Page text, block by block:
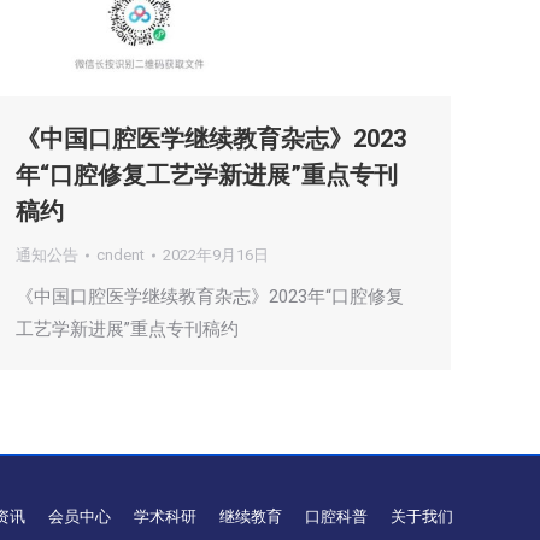
《中国口腔医学继续教育杂志》2023
年“口腔修复工艺学新进展”重点专刊
稿约
通知公告 cndent 2022年9月16日
《中国口腔医学继续教育杂志》2023年“口腔修复
工艺学新进展”重点专刊稿约
讯 会员中心 学术科研 继续教育 口腔科普 关于我们